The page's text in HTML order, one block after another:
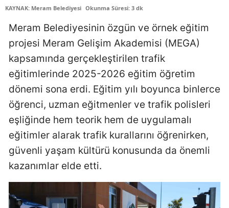
Eskişehir
Gaziantep
Giresun
Gümüşhane
Hakkari
Hatay
Isparta
İstanbul
KAYNAK: Meram Belediyesi Okunma Süresi: 3 dk
Meram Belediyesinin özgün ve örnek eğitim
projesi Meram Gelişim Akademisi (MEGA)
kapsamında gerçekleştirilen trafik
eğitimlerinde 2025-2026 eğitim öğretim
dönemi sona erdi. Eğitim yılı boyunca binlerce
öğrenci, uzman eğitmenler ve trafik polisleri
eşliğinde hem teorik hem de uygulamalı
eğitimler alarak trafik kurallarını öğrenirken,
güvenli yaşam kültürü konusunda da önemli
kazanımlar elde etti.